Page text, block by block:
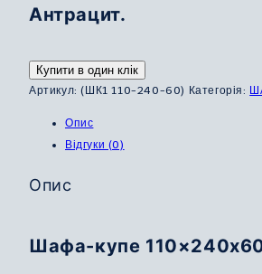
Антрацит.
Купити в один клік
Артикул:(ШК1 110-240-60) Категорія:
Опис
Відгуки (0)
Опис
Шафа-купе